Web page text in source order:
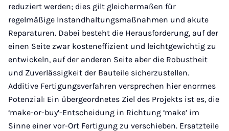
reduziert werden; dies gilt gleichermaßen für
regelmäßige Instandhaltungsmaßnahmen und akute
Reparaturen. Dabei besteht die Herausforderung, auf der
einen Seite zwar kosteneffizient und leichtgewichtig zu
entwickeln, auf der anderen Seite aber die Robustheit
und Zuverlässigkeit der Bauteile sicherzustellen.
Additive Fertigungsverfahren versprechen hier enormes
Potenzial: Ein übergeordnetes Ziel des Projekts ist es, die
‘make-or-buy’-Entscheidung in Richtung ‘make’ im
Sinne einer vor-Ort Fertigung zu verschieben. Ersatzteile